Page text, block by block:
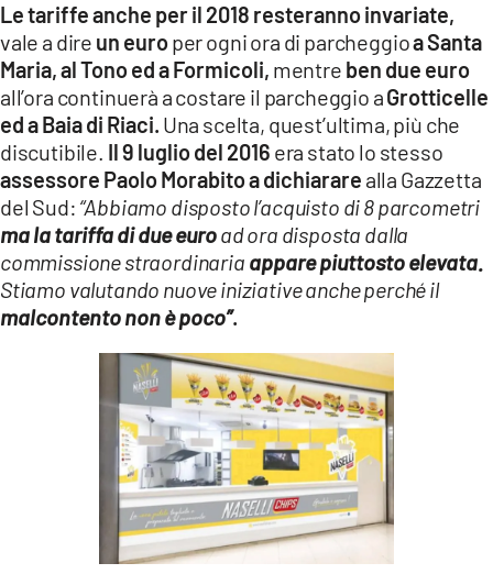
Le tariffe anche per il 2018 resteranno invariate,
vale a dire un europer ogni ora di parcheggioa Santa
Maria, al Tono ed a Formicoli, mentre ben due euro
all’ora continuerà a costare il parcheggio aGrotticelle
ed a Baia di Riaci. Una scelta, quest’ultima, più che
discutibile. Il 9 luglio del 2016 era stato lo stesso
assessore Paolo Morabito a dichiarare alla Gazzetta
del Sud: “Abbiamo disposto l’acquisto di 8 parcometri
ma la tariffa di due euroad ora disposta dalla
commissione straordinaria appare piuttosto elevata.
Stiamo valutando nuove iniziative anche perché il
malcontento non è poco”.